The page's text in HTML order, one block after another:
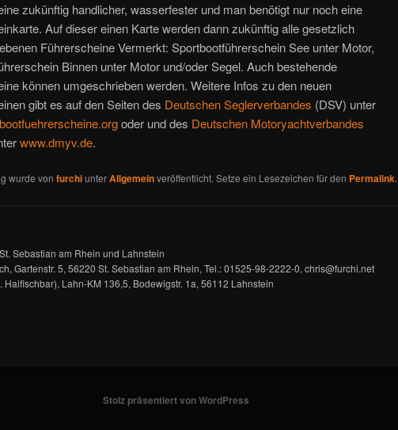
zukünftig handlicher, wasserfester und man benötigt nur noch eine
Auf dieser einen Karte werden dann zukünftig alle gesetzlich
Führerscheine Vermerkt: Sportbootführerschein See unter Motor,
Binnen unter Motor und/oder Segel. Auch bestehende
können umgeschrieben werden. Weitere Infos zu den neuen
gibt es auf den Seiten des Deutschen Seglerverbandes (DSV) unter
oder und des Deutschen Motoryachtverbandes
www.dmyv.de.
wurde von furchiunterAllgemeinveröffentlicht. Setze ein Lesezeichen für den Permalink.
Sebastian am Rhein und Lahnstein
Gartenstr. 5, 56220 St. Sebastian am Rhein, Tel.: 01525-98-2222-0, chris@furchi.net
Lahn-KM 136,5, Bodewigstr. 1a, 56112 Lahnstein
Stolz präsentiert von WordPress